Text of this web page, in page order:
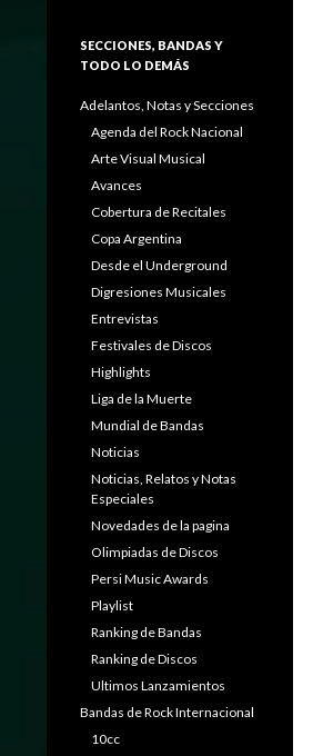
SECCIONES, BANDAS Y
TODO LO DEMÁS
Adelantos, Notas y Secciones
Agenda del Rock Nacional
Arte Visual Musical
Avances
Cobertura de Recitales
Copa Argentina
Desde el Underground
Digresiones Musicales
Entrevistas
Festivales de Discos
Highlights
Liga de la Muerte
Mundial de Bandas
Noticias
Noticias, Relatos y Notas
Especiales
Novedades de la pagina
Olimpiadas de Discos
Persi Music Awards
Playlist
Ranking de Bandas
Ranking de Discos
Ultimos Lanzamientos
Bandas de Rock Internacional
10cc